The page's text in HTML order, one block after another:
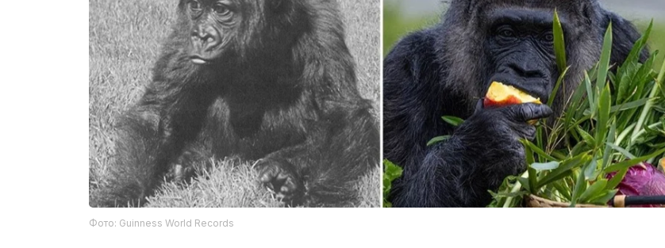
Фото: Guinness World Records